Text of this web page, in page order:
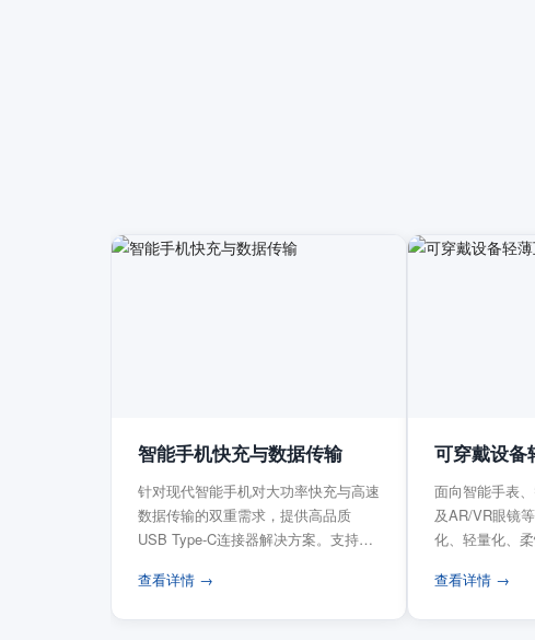
智能手机快充与数据传输
针对现代智能手机对大功率快充与高速
数据传输的双重需求，提供高品质
USB Type-C连接器解决方案。支持
查看详情 →
可穿戴设备
面向智能手表
及AR/VR眼镜
化、轻量化、
查看详情 →